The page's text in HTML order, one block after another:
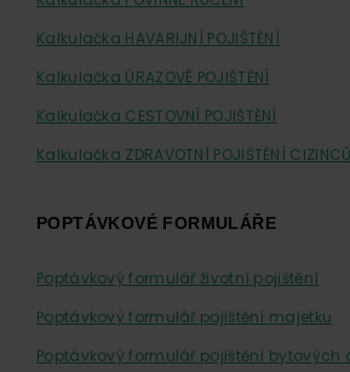
Kalkulačka HAVARIJNÍ POJIŠTĚNÍ
Kalkulačka ÚRAZOVÉ POJIŠTĚNÍ
Kalkulačka CESTOVNÍ POJIŠTĚNÍ
Kalkulačka ZDRAVOTNÍ POJIŠTĚNÍ CIZINCŮ
POPTÁVKOVÉ FORMULÁŘE
Poptávkový formulář životní pojištění
Poptávkový formulář pojištění majetku
Poptávkový formulář pojištění bytových